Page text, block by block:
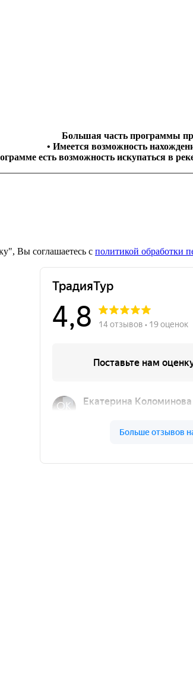
Большая часть программы
• Имеется возможность
есть возможность искупаться в
Вы соглашаетесь с политикой обработки